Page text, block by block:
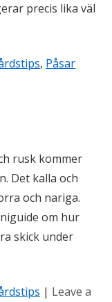
precis lika väl
, Påsar
rusk kommer
Det kalla och
och nariga.
om hur
skick under
| Leave a